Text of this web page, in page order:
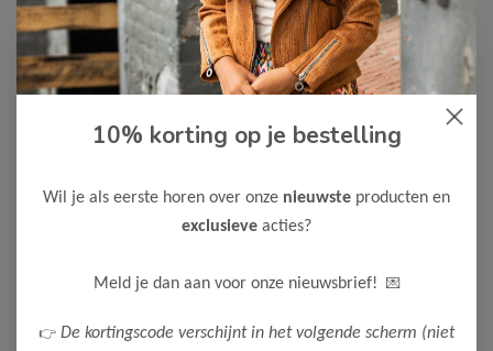
Like Flo -50%
30,00 59,99
Maak een keuze:
10% korting op je bestelling
Wil je als eerste horen over onze nieuwste producten en
exclusieve acties?
Meld je dan aan voor onze nieuwsbrief! 💌
👉 De kortingscode verschijnt in het volgende scherm (niet